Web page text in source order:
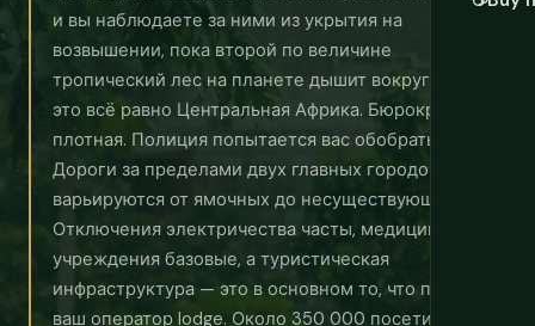
и вы наблюдаете за ними из укрытия на
возвышении, пока второй по величине
тропический лес на планете дышит вокруг вас. Но
это всё равно Центральная Африка. Бюрократия
плотная. Полиция попытается вас обобрать.
Дороги за пределами двух главных городов
варьируются от ямочных до несуществующих.
Отключения электричества часты, медицинские
учреждения базовые, а туристическая
инфраструктура — это в основном то, что построил
ваш оператор lodge. Около 350 000 посетителей